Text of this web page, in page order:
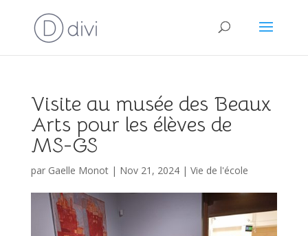
Visite au musée des Beaux
Arts pour les élèves de
MS-GS
par Gaelle Monot| Nov 21, 2024| Vie de l'école